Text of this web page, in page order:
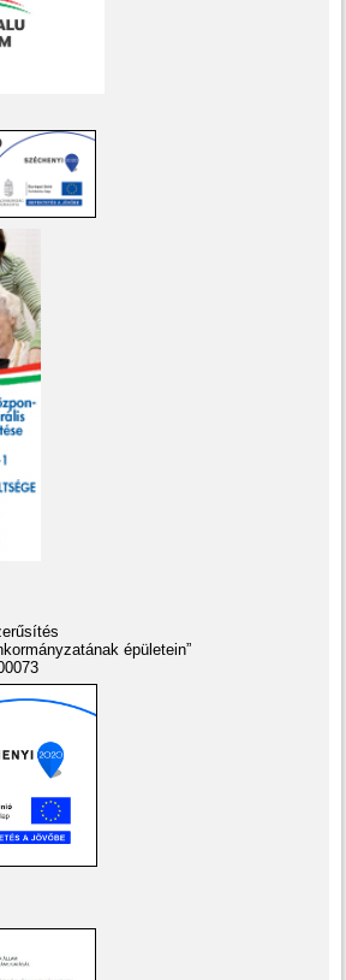
épületein”